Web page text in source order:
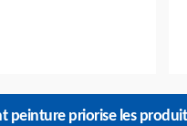
peinture priorise les